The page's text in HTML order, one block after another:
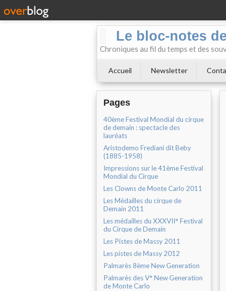
Le bloc-notes
Chroniques au fil du temps et des
Accueil Newsletter
Pages
40ème Festival Mondial du cirque
de demain : spectacle des
lauréats
Aristodemo Frediani dit Beby
(1885-1958)
Impressions sur le 41ème Festival
Mondial du Cirque
Les Clowns de Monte Carlo 2011
Les Médailles du cirque de
Demain 2011
Les médailles du XXXVII° Festival
du Cirque de Demain
Les Pistes de Massy 2011
Les pistes de Massy 2012
Palmarès 8ème New Generation
Palmarès des V° New Generation
de Monte Carlo